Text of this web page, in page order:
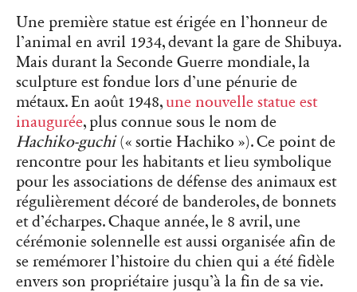
Une première statue est érigée en l’honneur de
l’animal en avril 1934, devant la gare de Shibuya.
Mais durant la Seconde Guerre mondiale, la
sculpture est fondue lors d’une pénurie de
métaux. En août 1948, une nouvelle statue est
inaugurée, plus connue sous le nom de
Hachiko-guchi(« sortie Hachiko »). Ce point de
rencontre pour les habitants et lieu symbolique
pour les associations de défense des animaux est
régulièrement décoré de banderoles, de bonnets
et d’écharpes. Chaque année, le 8 avril, une
cérémonie solennelle est aussi organisée afin de
se remémorer l’histoire du chien qui a été fidèle
envers son propriétaire jusqu’à la fin de sa vie.